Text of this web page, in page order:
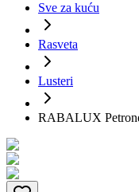
Sve za kuću
Rasveta
Lusteri
RABALUX